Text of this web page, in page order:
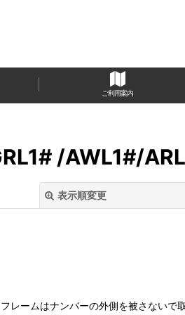
ご利用案内
/AWL1#/
表示順変更
絞り込む
ームはナンバーの外側を被さないで